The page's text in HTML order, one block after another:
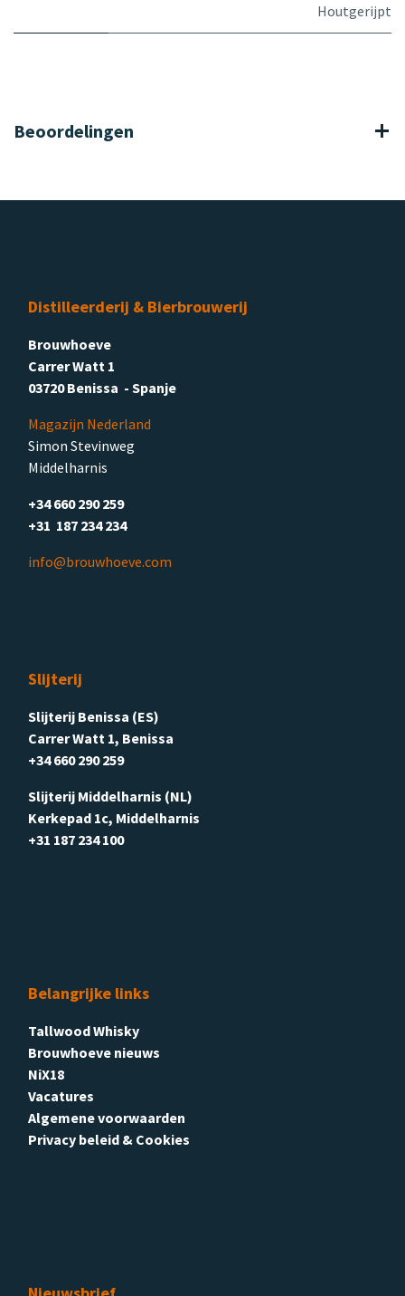
Houtgerijpt
Beoordelingen
Distilleerderij & Bierbrouwerij
Brouwhoeve
Carrer Watt 1
03720 Benissa - Spanje
Magazijn Nederland
Simon Stevinweg
Middelharnis
+34 660 290 259
+31 187 234 234
info@brouwhoeve.com
Slijterij
Slijterij Benissa (ES)
Carrer Watt 1, Benissa
+34 660 290 259
Slijterij Middelharnis (NL)
Kerkepad 1c, Middelharnis
+31 187 234 100
Belangrijke links
Tallwood Whisky
Brouwhoeve nieuws
NiX18
Vacatures
Algemene voorwaarden
Privacy beleid & Cookies